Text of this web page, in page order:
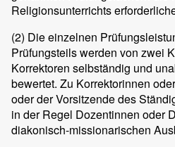
Religionsunterrichts
(2) Die einzelnen
Prüfungsteils werden von zwei
Korrektoren selbständig und
bewertet. Zu Korrektorinnen
oder der Vorsitzende des
in der Regel Dozentinnen oder
diakonisch-missionarischen